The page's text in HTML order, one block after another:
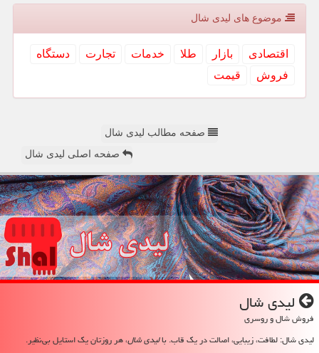
موضوع های لیدی شال
اقتصادی بازار طلا خدمات تجارت
دستگاه
فروش
قیمت
صفحه مطالب لیدی شال
صفحه اصلی لیدی شال
لیدی شال
فروش شال و روسری
لیدی شال: لطافت، زیبایی، اصالت در یک قاب. بالیدی شال، هر روزتان یک استایل بی‌نظیر.